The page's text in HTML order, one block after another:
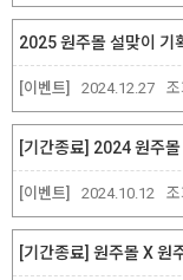
[이벤트]
2025 원주몰 설맞이 기
2024.12.27 조
[이벤트]
[기간종료] 2024 원주
2024.10.12 조
[기간종료] 원주몰 X 원